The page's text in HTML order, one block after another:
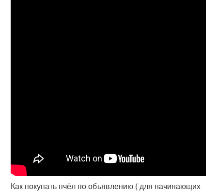
Как покупать пчёл по объявлению ( для начинающих